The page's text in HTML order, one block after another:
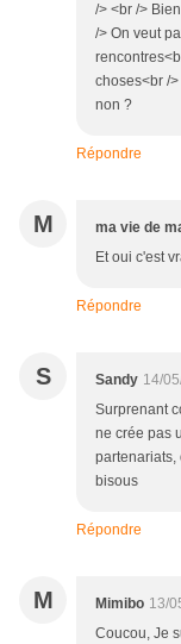
/> <br />
/> On veut
choses<br /
non ?
Répondre
M ma vie de
Et oui c'est
Répondre
S Sandy 14/
Surprenant
ne crée pas
partenariats,
bisous
Répondre
M Mimibo 13/
Coucou, Je